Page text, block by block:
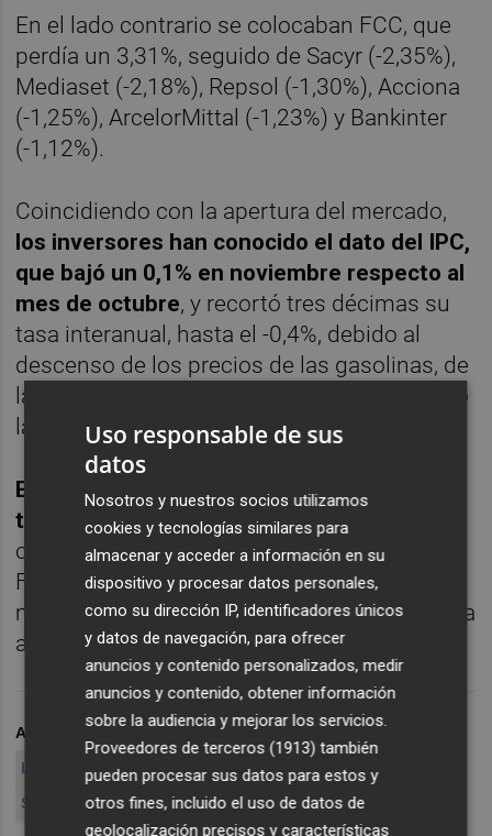
En el lado contrario se colocaban FCC, que
perdía un 3,31%, seguido de Sacyr (-2,35%),
Mediaset (-2,18%), Repsol (-1,30%), Acciona
(-1,25%), ArcelorMittal (-1,23%) y Bankinter
(-1,12%).
Coincidiendo con la apertura del mercado,
los inversores han conocido el dato del IPC,
que bajó un 0,1% en noviembre respecto al
mes de octubre, y recortó tres décimas su
tasa interanual, hasta el -0,4%, debido al
descenso de los precios de las gasolinas, de
la electricidad y de algunos alimentos, como
las legumbres y hortalizas frescas.
El resto de bolsas europeas despertaban
también en línea con el selectivo español,
con descensos del 0,7% en el caso de
Francfort y del 0,9% para París. En el
mercado de divisas, el euro se intercambiaba
a 1,2408 dólares al inicio de la sesión.
ARCHIVADO EN IBEX 35
APERTURA BURSÁTIL
LA BOLSA ABRE
ARRANCA LA SESIÓN DE BOLSA
SESIÓN DE BOLSA
SESIÓN
Uso responsable de sus
datos
Nosotros y nuestros socios utilizamos
cookies y tecnologías similares para
almacenar y acceder a información en su
dispositivo y procesar datos personales,
como su dirección IP, identificadores únicos
y datos de navegación, para ofrecer
anuncios y contenido personalizados, medir
anuncios y contenido, obtener información
sobre la audiencia y mejorar los servicios.
Proveedores de terceros (1913) también
pueden procesar sus datos para estos y
otros fines, incluido el uso de datos de
geolocalización precisos y características